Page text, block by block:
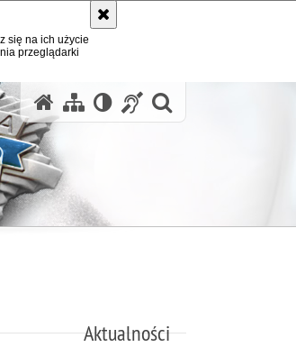
się na ich użycie
przeglądarki
Aktualności